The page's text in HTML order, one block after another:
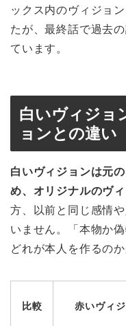
ックス内のヴィジョ
たが、最終話で過去
ています。
白いヴィジョ
ョンとの違い
白いヴィジョンは元
め、オリジナルのヴ
方、以前と同じ感情
いません。「本物か
どれが本人を作るの
比較 赤いヴィ